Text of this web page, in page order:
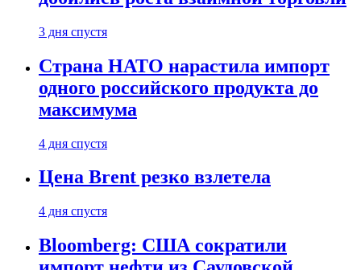
3 дня спустя
Страна НАТО нарастила импорт
одного российского продукта до
максимума
4 дня спустя
Цена Brent резко взлетела
4 дня спустя
Bloomberg: США сократили